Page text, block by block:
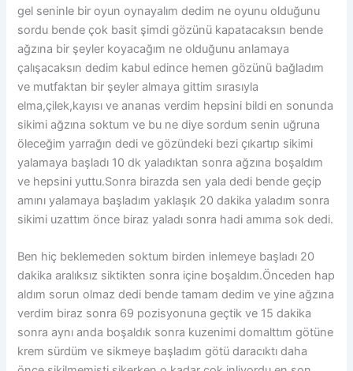
gel seninle bir oyun oynayalım dedim ne oyunu olduğunu
sordu bende çok basit şimdi gözünü kapatacaksın bende
ağzına bir şeyler koyacağım ne olduğunu anlamaya
çalışacaksın dedim kabul edince hemen gözünü bağladım
ve mutfaktan bir şeyler almaya gittim sırasıyla
elma,çilek,kayısı ve ananas verdim hepsini bildi en sonunda
sikimi ağzına soktum ve bu ne diye sordum senin uğruna
öleceğim yarrağın dedi ve gözündeki bezi çıkartıp sikimi
yalamaya başladı 10 dk yaladıktan sonra ağzına boşaldım
ve hepsini yuttu.Sonra birazda sen yala dedi bende geçip
amını yalamaya başladım yaklaşık 20 dakika yaladım sonra
sikimi uzattım önce biraz yaladı sonra hadi amıma sok dedi.
Ben hiç beklemeden soktum birden inlemeye başladı 20
dakika aralıksız siktikten sonra içine boşaldım.Önceden hap
aldım sorun olmaz dedi bende tamam dedim ve yine ağzına
verdim biraz sonra 69 pozisyonuna geçtik ve 15 dakika
sonra aynı anda boşaldık sonra kuzenimi domalttım götüne
krem sürdüm ve sikmeye başladım götü daracıktı daha